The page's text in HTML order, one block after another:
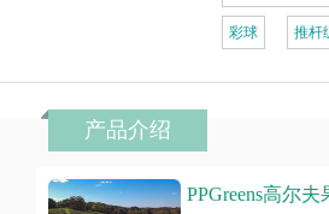
彩球 推杆
产品介绍
PPGreens高尔夫